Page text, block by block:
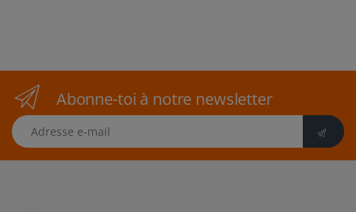
Abonne-toi à notre newsletter
Adresse e-mail